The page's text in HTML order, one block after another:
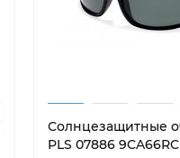
Солнцезащитные
PLS 07886 9CA66RC